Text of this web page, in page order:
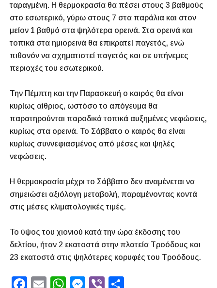
ταραγμένη. Η θερμοκρασία θα πέσει στους 3 βαθμούς
στο εσωτερικό, γύρω στους 7 στα παράλια και στον
μείον 1 βαθμό στα ψηλότερα ορεινά. Στα ορεινά και
τοπικά στα ημιορεινά θα επικρατεί παγετός, ενώ
πιθανόν να σχηματιστεί παγετός και σε υπήνεμες
περιοχές του εσωτερικού.
Την Πέμπτη και την Παρασκευή ο καιρός θα είναι
κυρίως αίθριος, ωστόσο το απόγευμα θα
παρατηρούνται παροδικά τοπικά αυξημένες νεφώσεις,
κυρίως στα ορεινά. Το Σάββατο ο καιρός θα είναι
κυρίως συννεφιασμένος από μέσες και ψηλές
νεφώσεις.
Η θερμοκρασία μέχρι το Σάββατο δεν αναμένεται να
σημειώσει αξιόλογη μεταβολή, παραμένοντας κοντά
στις μέσες κλιματολογικές τιμές.
Το ύψος του χιονιού κατά την ώρα έκδοσης του
δελτίου, ήταν 2 εκατοστά στην πλατεία Τροόδους και
23 εκατοστά στις ψηλότερες κορυφές του Τροόδους.
F E W M Vi